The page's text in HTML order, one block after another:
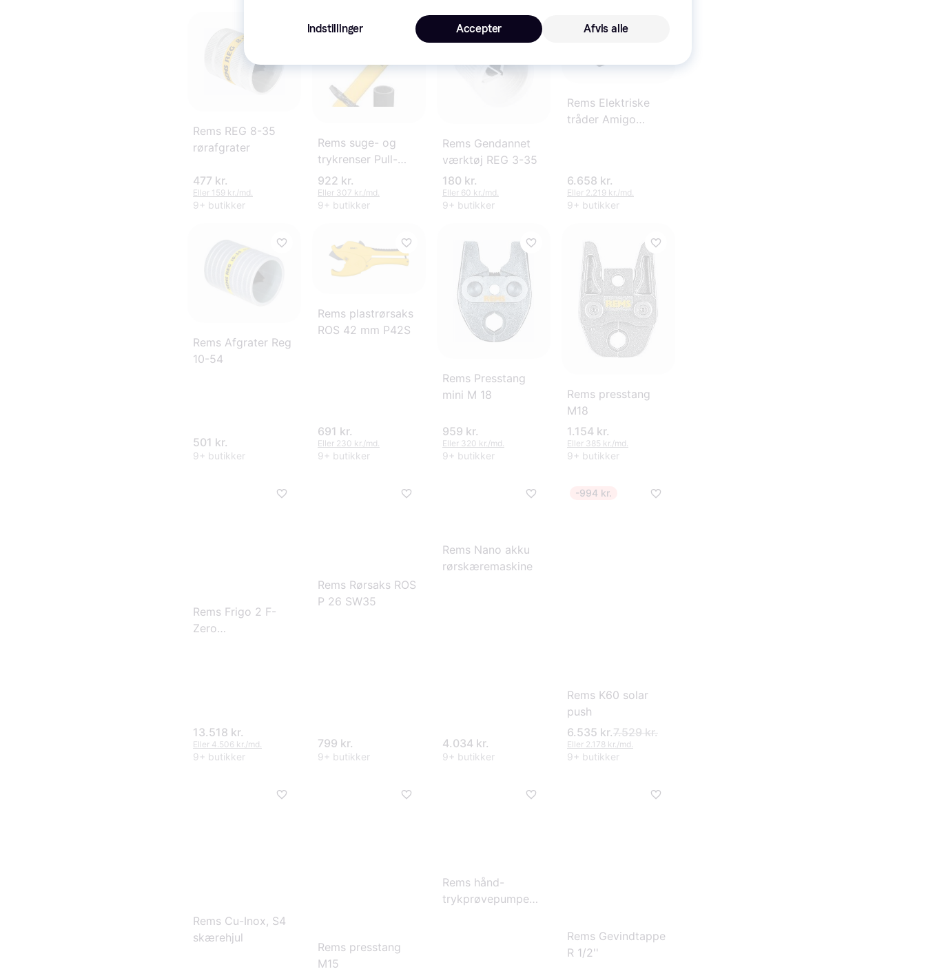
Rems REG 8-35
rørafgrater
477 kr.
Eller 159 kr./md.
9+ butikker
Rems suge- og
trykrenser Pull-
Push
922 kr.
Eller 307 kr./md.
9+ butikker
Rems Gendannet
værktøj REG 3-35
180 kr.
Eller 60 kr./md.
9+ butikker
Rems Elektriske
tråder Amigo
6.658 kr.
Eller 2.219 kr./md.
9+ butikker
Rems Afgrater Reg
10-54
501 kr.
9+ butikker
Rems plastrørsaks
ROS 42 mm P42S
691 kr.
Eller 230 kr./md.
9+ butikker
Rems Presstang
mini M 18
959 kr.
Eller 320 kr./md.
9+ butikker
Rems presstang
M18
1.154 kr.
Eller 385 kr./md.
9+ butikker
Rems Frigo 2 F-
Zero
13.518 kr.
Eller 4.506 kr./md.
9+ butikker
Rems Rørsaks ROS
P 26 SW35
799 kr.
9+ butikker
Rems Nano akku
rørskæremaskine
4.034 kr.
9+ butikker
-994 kr.
Rems K60 solar
push
6.535 kr.7.529 kr.
Eller 2.178 kr./md.
9+ butikker
Rems Cu-Inox, S4
skærehjul
Rems presstang
M15
Rems hånd-
trykprøvepumpe
Rems Gevindtappe
R 1/2''
Indstillinger Afvis alle
Accepter